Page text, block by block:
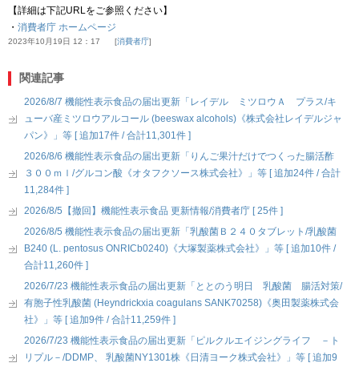
【詳細は下記URLをご参照ください】
・ 消費者庁 ホームページ
2023年10月19日 12：17 消費者庁
関連記事
2026/8/7 機能性表示食品の届出更新「レイデル ミツロウＡ プラス/キ
ューバ産ミツロウアルコール (beeswax alcohols)《株式会社レイデルジャ
パン》」等 [ 追加17件 / 合計11,301件 ]
2026/8/6 機能性表示食品の届出更新「りんご果汁だけでつくった腸活酢
３００ｍｌ/グルコン酸《オタフクソース株式会社》」等 [ 追加24件 / 合計
11,284件 ]
2026/8/5【撤回】機能性表示食品 更新情報/消費者庁 [ 25件 ]
2026/8/5 機能性表示食品の届出更新「乳酸菌Ｂ２４０タブレット/乳酸菌
B240 (L. pentosus ONRICb0240)《大塚製薬株式会社》」等 [ 追加10件 /
合計11,260件 ]
2026/7/23 機能性表示食品の届出更新「ととのう明日 乳酸菌 腸活対策/
有胞子性乳酸菌 (Heyndrickxia coagulans SANK70258)《奥田製薬株式会
社》」等 [ 追加9件 / 合計11,259件 ]
2026/7/23 機能性表示食品の届出更新「ピルクルエイジングライフ －ト
リプル－/DDMP、 乳酸菌NY1301株《日清ヨーク株式会社》」等 [ 追加9